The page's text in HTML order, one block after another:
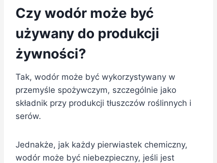
Czy wodór może być
używany do produkcji
żywności?
Tak, wodór może być wykorzystywany w
przemyśle spożywczym, szczególnie jako
składnik przy produkcji tłuszczów roślinnych i
serów.
Jednakże, jak każdy pierwiastek chemiczny,
wodór może być niebezpieczny, jeśli jest